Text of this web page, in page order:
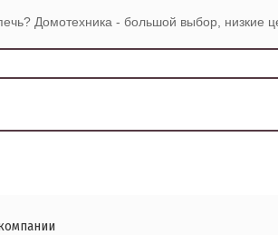
Домотехника - большой выбор, низкие